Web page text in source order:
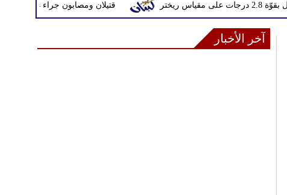
قتيلان ومصابون جراء 14 غارة إسرائيلية على شرق وجنوب لبنان
آخر الأخبار